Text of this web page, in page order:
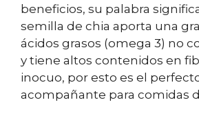
beneficios, su palabra
semilla de chia aporta una
ácidos grasos (omega 3) no
y tiene altos contenidos en
inocuo, por esto es el
acompañante para comidas